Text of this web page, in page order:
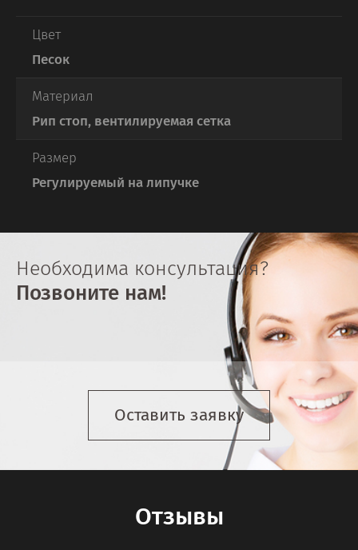
Цвет
Песок
Материал
Рип стоп, вентилируемая сетка
Размер
Регулируемый на липучке
Необходима консультация?
Позвоните нам!
Оставить заявку
Отзывы